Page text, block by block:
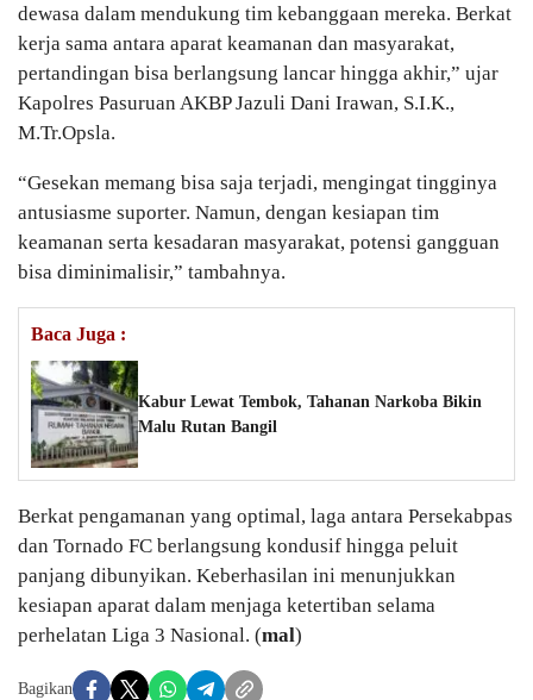
dewasa dalam mendukung tim kebanggaan mereka. Berkat
kerja sama antara aparat keamanan dan masyarakat,
pertandingan bisa berlangsung lancar hingga akhir,” ujar
Kapolres Pasuruan AKBP Jazuli Dani Irawan, S.I.K.,
M.Tr.Opsla.
“Gesekan memang bisa saja terjadi, mengingat tingginya
antusiasme suporter. Namun, dengan kesiapan tim
keamanan serta kesadaran masyarakat, potensi gangguan
bisa diminimalisir,” tambahnya.
Baca Juga :
Kabur Lewat Tembok, Tahanan Narkoba Bikin
Malu Rutan Bangil
Berkat pengamanan yang optimal, laga antara Persekabpas
dan Tornado FC berlangsung kondusif hingga peluit
panjang dibunyikan. Keberhasilan ini menunjukkan
kesiapan aparat dalam menjaga ketertiban selama
perhelatan Liga 3 Nasional. (mal)
Bagikan